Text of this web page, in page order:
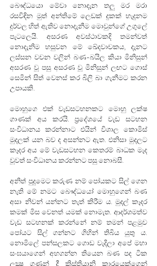
බෞද්ධයො මේවා නොදැන තලු මර මරා
රසවිඳින මුත් අන්තිමේ ලෙඩක් දුකක් හැදුනම
දුර්වල හිත් ඇතිව නොදැනීම මොවුන්ගේ උගුලේ
පැටලෙයි. අසරණ අවස්ථාවකදි තමන්වත්
නොදැනිම හසුවන මේ ඛේදවාචකය, දැනට
ලස්සන වචන වලින් බණ-බයිල කියා මිනිසුන්
අසරණ වූ පසු අසරණ වූ මිනිසුන් ලඟට ගොස්
සෙමින් සිත් වෙනස් කර බිලි බා ගැනීමට කරන
උපායකි.
මොහුගෙ එක් වැඩසටහනකට මොහු ලක්ෂ
ගාණක් අය කරයි. ප්‍රදේශයේ වැඩ සටහන
සංවිධානය කරන්නාට එයින් විශාල කොමිස්
මුදලක් යන බව ද අසන්නට ඇත. එනිසා මුදලට
කෑදර අය මේ වැඩසටහන කෙතරම් බාධක මැද
වූවත් සංවිධානය කරන්නට පසු නොබසී.
අනිත් පුදුමෙට කරුණ නම් පෝයකට සිල් ගෙන
නැති මේ නමට බෞද්ධයෝ මොහුගෙන් බණ
අසා නිවන් යන්නට තැත් කිරීම ය. මුදල් කෑදර
කමක් මිස වෙනත් යමක් නොමැත. ආදර්ශමත්ව
වැඩ සටහනක් කරන්නේ නම් තමන් පළමුව
පෝයට සිල් ගන්නට ගිහින් තිබිය යුතු ය.
නොමිලේ පන්සලකට ගොඩ වැදිලා අපේ මහා
සංඝයාගෙන් අහගන්න තියෙන බණ පද ටික
ලක්‍ෂ ගණන් දී ක්‍රිස්තියානි කාරයෙක්ගෙන්